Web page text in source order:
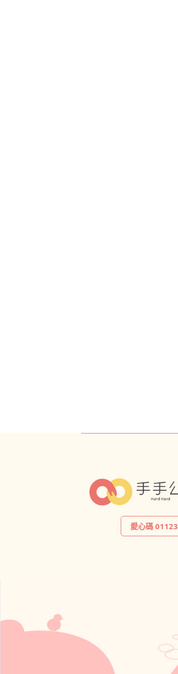
愛心碼 01123